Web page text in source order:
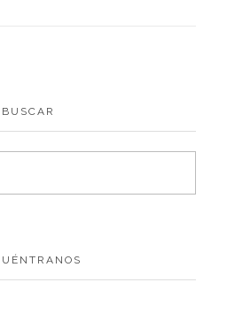
BUSCAR